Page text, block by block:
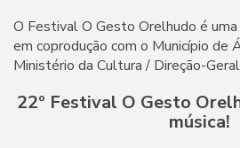
O Festival O Gesto Orelhudo é
em coprodução com o Município de
Ministério da Cultura / Direção-
22º Festival O Gesto
música!